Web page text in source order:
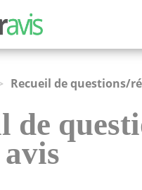
Recueil de questions/
de